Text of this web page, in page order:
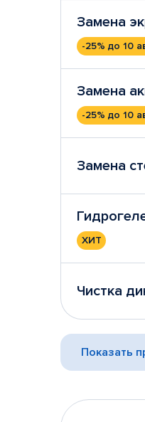
Замена
-25% до 10
Замена
-25% до 10
Замена
ХИТ
Чистка
Показать